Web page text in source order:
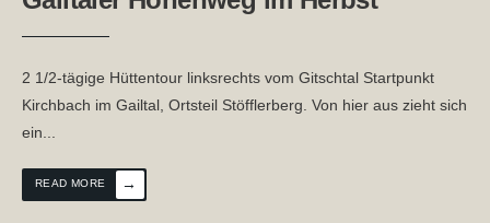
2 1/2-tägige Hüttentour linksrechts vom Gitschtal Startpunkt
Kirchbach im Gailtal, Ortsteil Stöfflerberg. Von hier aus zieht sich
ein...
READ MORE →